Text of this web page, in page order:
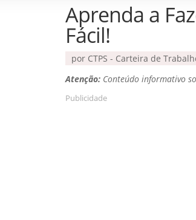
Aprenda a
Fácil!
por CTPS - Carteira de
Atenção:Conteúdo informativo
Publicidade